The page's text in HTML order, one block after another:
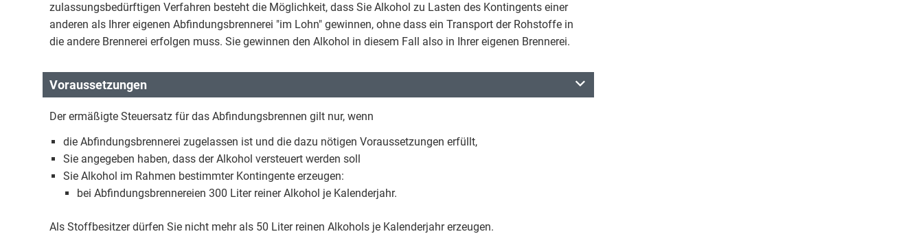
zulassungsbedürftigen Verfahren besteht die Möglichkeit, dass Sie Alkohol zu Lasten des Kontingents einer
anderen als Ihrer eigenen Abfindungsbrennerei "im Lohn" gewinnen, ohne dass ein Transport der Rohstoffe in
die andere Brennerei erfolgen muss. Sie gewinnen den Alkohol in diesem Fall also in Ihrer eigenen Brennerei.
Voraussetzungen
Der ermäßigte Steuersatz für das Abfindungsbrennen gilt nur, wenn
die Abfindungsbrennerei zugelassen ist und die dazu nötigen Voraussetzungen erfüllt,
Sie angegeben haben, dass der Alkohol versteuert werden soll
Sie Alkohol im Rahmen bestimmter Kontingente erzeugen:
bei Abfindungsbrennereien 300 Liter reiner Alkohol je Kalenderjahr.
Als Stoffbesitzer dürfen Sie nicht mehr als 50 Liter reinen Alkohols je Kalenderjahr erzeugen.